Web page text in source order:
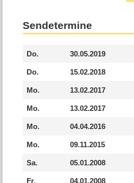
Sendetermine
Do. 30.05.2019
Do. 15.02.2018
Mo. 13.02.2017
Mo. 13.02.2017
Mo. 04.04.2016
Mo. 09.11.2015
Sa. 05.01.2008
Fr. 04.01.2008